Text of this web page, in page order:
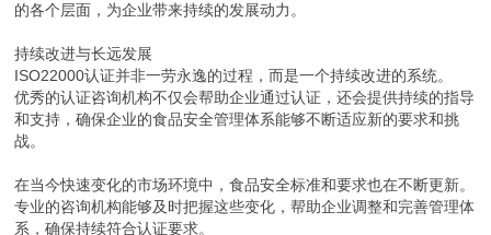
的各个层面，为企业带来持续的发展动力。
持续改进与长远发展
ISO22000认证并非一劳永逸的过程，而是一个持续改进的系统。
优秀的认证咨询机构不仅会帮助企业通过认证，还会提供持续的指导
和支持，确保企业的食品安全管理体系能够不断适应新的要求和挑
战。
在当今快速变化的市场环境中，食品安全标准和要求也在不断更新。
专业的咨询机构能够及时把握这些变化，帮助企业调整和完善管理体
系，确保持续符合认证要求。